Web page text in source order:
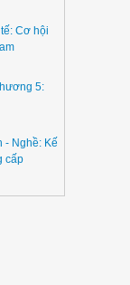
Cơ hội
5:
- Nghề: Kế
cấp